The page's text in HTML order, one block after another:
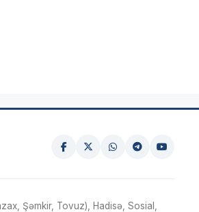
Şəmkir, Tovuz), Hadisə, Sosial,